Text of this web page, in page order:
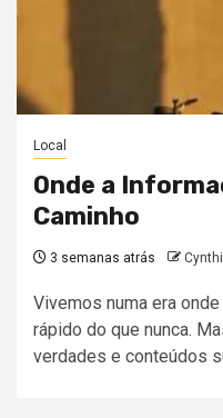
Local
Onde a
Caminho
3 semanas atrás
Vivemos numa era
rápido do que nunca.
verdades e conteúdos